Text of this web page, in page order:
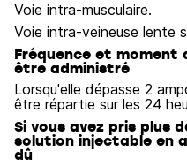
Voie intra-musculaire.
Voie intra-veineuse lente
Fréquence et moment
être administré
Lorsqu'elle dépasse 2
être répartie sur les 24
Si vous avez pris plus
solution injectable en
dû